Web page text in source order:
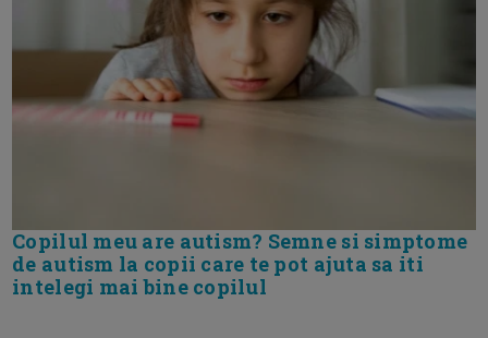
Copilul meu are autism? Semne si simptome
de autism la copii care te pot ajuta sa iti
intelegi mai bine copilul